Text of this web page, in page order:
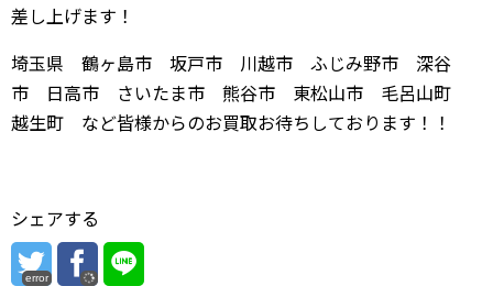
差し上げます！
埼玉県 鶴ヶ島市 坂戸市 川越市 ふじみ野市 深谷
市 日高市 さいたま市 熊谷市 東松山市 毛呂山町
越生町 など皆様からのお買取お待ちしております！！
シェアする
error